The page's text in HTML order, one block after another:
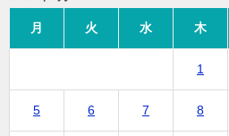
月 火 水 木
1
5 6 7 8